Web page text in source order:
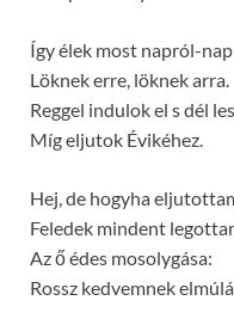
Így élek most napról-
Löknek erre, löknek arra.
Reggel indulok el s dél
Míg eljutok Évikéhez.
Hej, de hogyha
Feledek mindent
Az ő édes mosolygása:
Rossz kedvemnek